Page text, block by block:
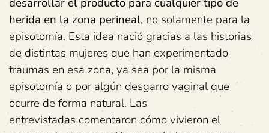
herida en la zona perineal, no solamente para la
episotomía. Esta idea nació gracias a las historias
de distintas mujeres que han experimentado
traumas en esa zona, ya sea por la misma
episotomía o por algún desgarro vaginal que
ocurre de forma natural. Las
entrevistadas comentaron cómo vivieron el